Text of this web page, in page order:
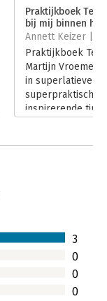
Praktijkboek
bij mij binnen
Annett Keizer |
Praktijkboek
Martijn Vroemen
in superlatieven
superpraktische
inspirerende tips,
3
0
0
0